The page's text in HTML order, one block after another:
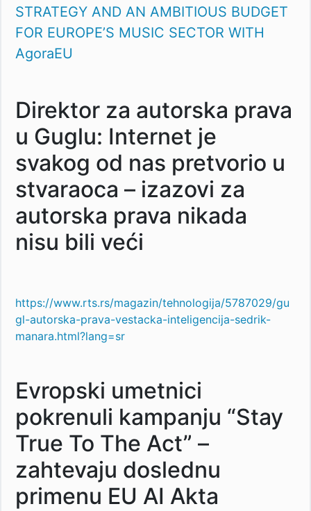
STRATEGY AND AN AMBITIOUS BUDGET
FOR EUROPE’S MUSIC SECTOR WITH
AgoraEU
Direktor za autorska prava
u Guglu: Internet je
svakog od nas pretvorio u
stvaraoca – izazovi za
autorska prava nikada
nisu bili veći
https://www.rts.rs/magazin/tehnologija/5787029/gu
gl-autorska-prava-vestacka-inteligencija-sedrik-
manara.html?lang=sr
Evropski umetnici
pokrenuli kampanju “Stay
True To The Act” –
zahtevaju doslednu
primenu EU AI Akta